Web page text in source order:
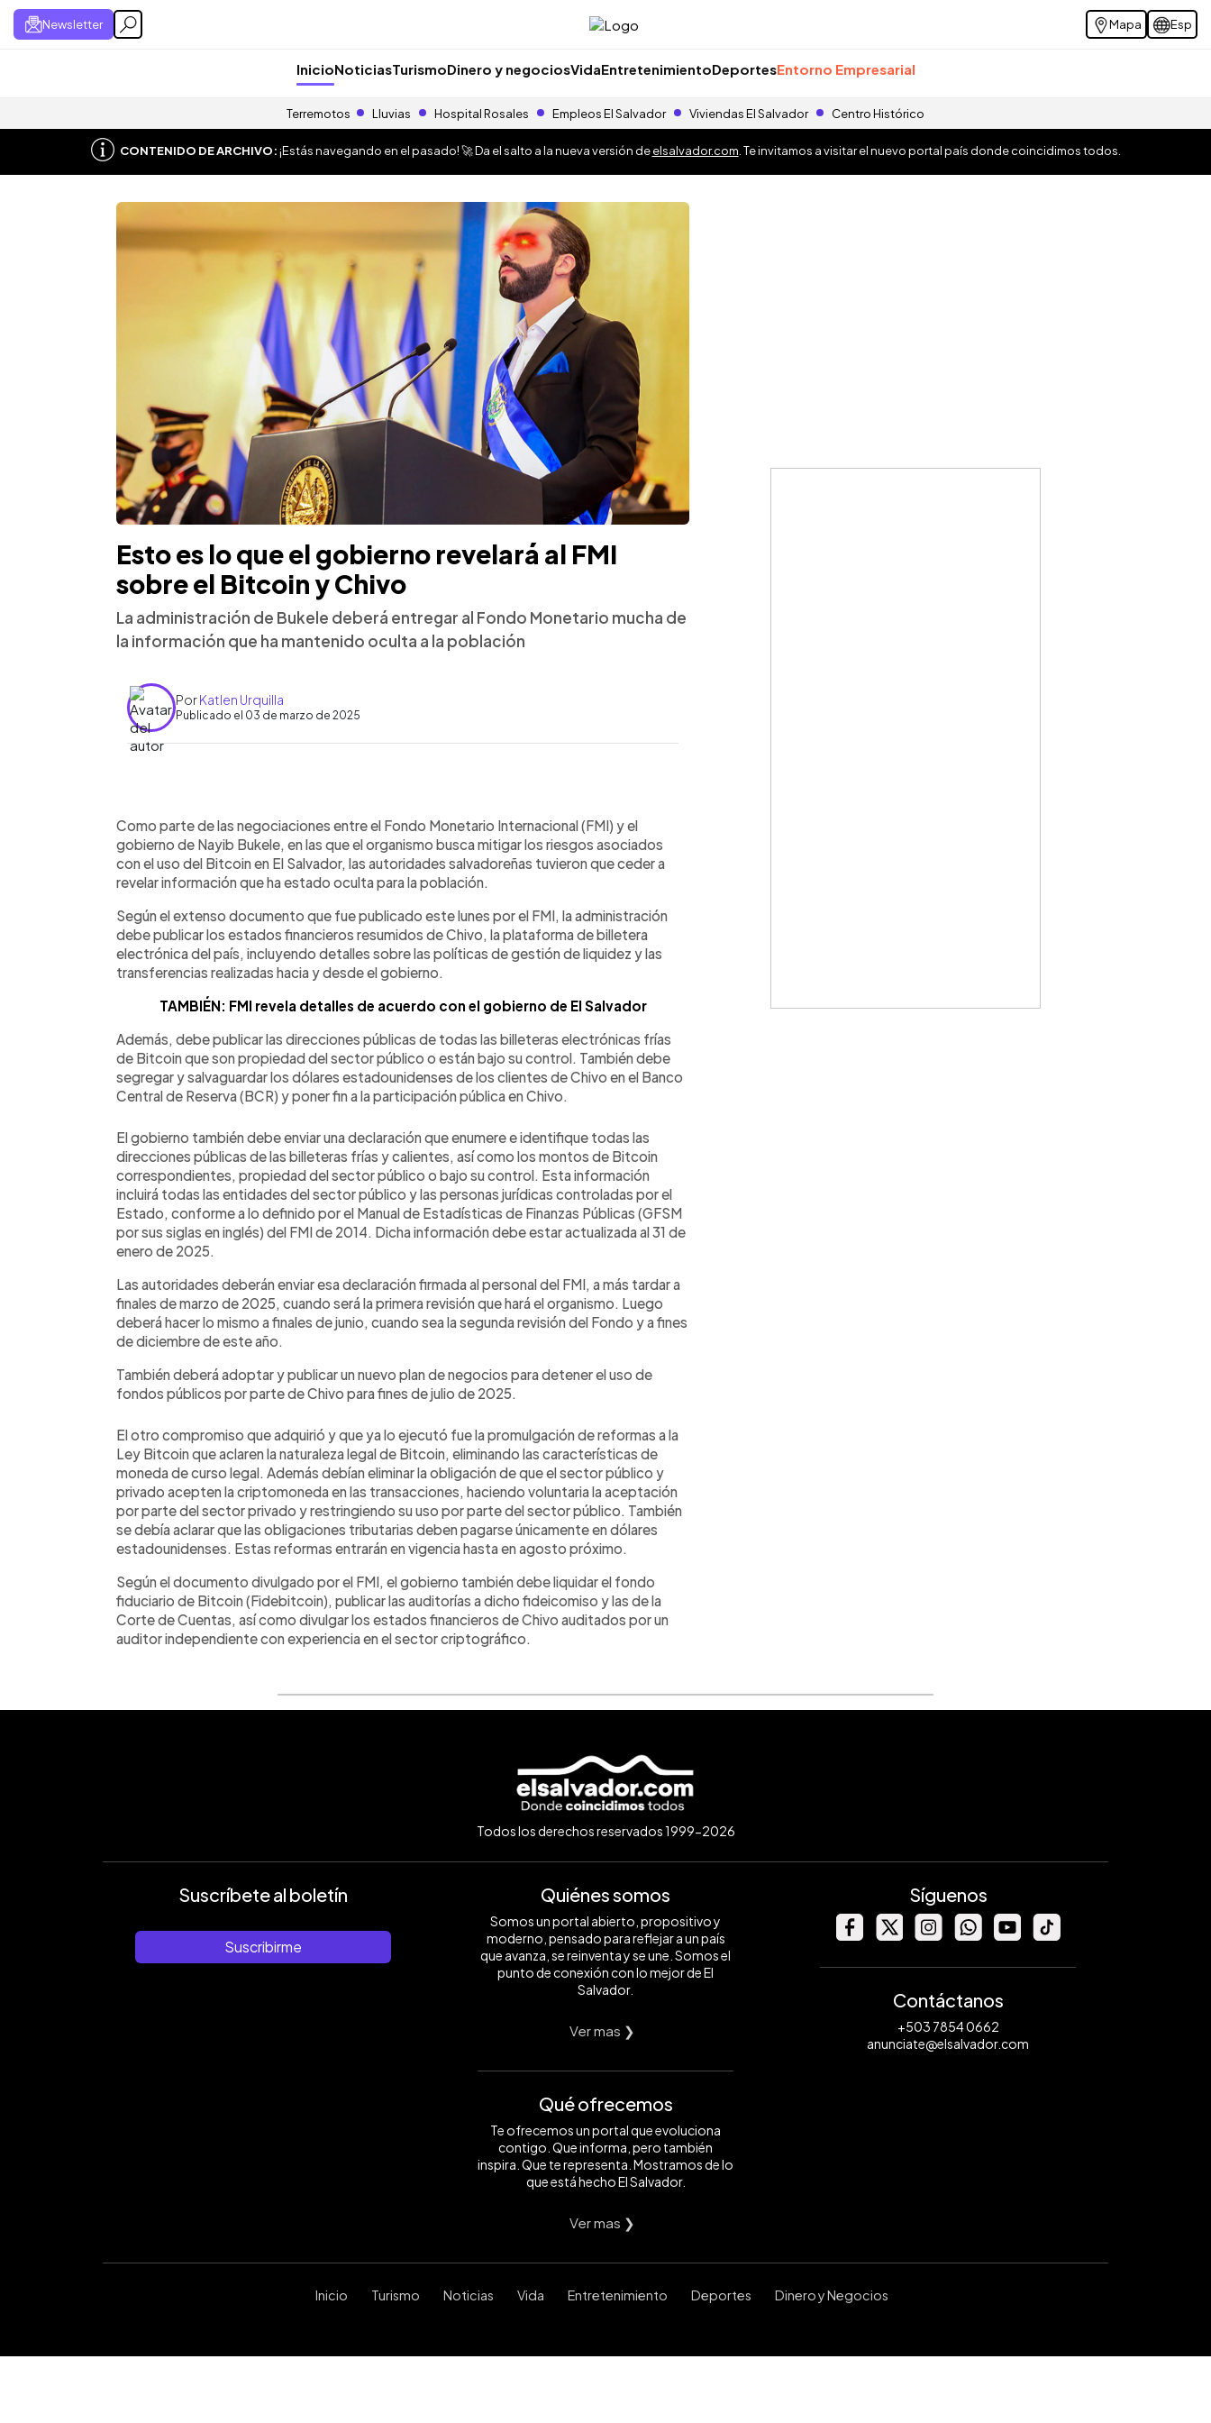
Newsletter Mapa Esp
InicioNoticiasTurismoDinero y negociosVidaEntretenimientoDeportesEntorno Empresarial
Terremotos Lluvias Hospital Rosales Empleos El Salvador Viviendas El Salvador Centro Histórico
CONTENIDO DE ARCHIVO:¡Estás navegando en el pasado! 🚀 Da el salto a la nueva versión deelsalvador.com . Te invitamos a visitar el nuevo portal país donde coincidimos todos.
Esto es lo que el gobierno revelará al FMI
sobre el Bitcoin y Chivo
La administración de Bukele deberá entregar al Fondo Monetario mucha de
la información que ha mantenido oculta a la población
PorKatlen Urquilla
Publicado el 03 de marzo de 2025
► Escuchar artículo
Como parte de las negociaciones entre el Fondo Monetario Internacional (FMI) y el
gobierno de Nayib Bukele, en las que el organismo busca mitigar los riesgos asociados
con el uso del Bitcoin en El Salvador, las autoridades salvadoreñas tuvieron que ceder a
revelar información que ha estado oculta para la población.
Según el extenso documento que fue publicado este lunes por el FMI, la administración
debe publicar los estados financieros resumidos de Chivo, la plataforma de billetera
electrónica del país, incluyendo detalles sobre las políticas de gestión de liquidez y las
transferencias realizadas hacia y desde el gobierno.
TAMBIÉN: FMI revela detalles de acuerdo con el gobierno de El Salvador
Además, debe publicar las direcciones públicas de todas las billeteras electrónicas frías
de Bitcoin que son propiedad del sector público o están bajo su control. También debe
segregar y salvaguardar los dólares estadounidenses de los clientes de Chivo en el Banco
Central de Reserva (BCR) y poner fin a la participación pública en Chivo.
El gobierno también debe enviar una declaración que enumere e identifique todas las
direcciones públicas de las billeteras frías y calientes, así como los montos de Bitcoin
correspondientes, propiedad del sector público o bajo su control. Esta información
incluirá todas las entidades del sector público y las personas jurídicas controladas por el
Estado, conforme a lo definido por el Manual de Estadísticas de Finanzas Públicas (GFSM
por sus siglas en inglés) del FMI de 2014. Dicha información debe estar actualizada al 31 de
enero de 2025.
Las autoridades deberán enviar esa declaración firmada al personal del FMI, a más tardar a
finales de marzo de 2025, cuando será la primera revisión que hará el organismo. Luego
deberá hacer lo mismo a finales de junio, cuando sea la segunda revisión del Fondo y a fines
de diciembre de este año.
También deberá adoptar y publicar un nuevo plan de negocios para detener el uso de
fondos públicos por parte de Chivo para fines de julio de 2025.
El otro compromiso que adquirió y que ya lo ejecutó fue la promulgación de reformas a la
Ley Bitcoin que aclaren la naturaleza legal de Bitcoin, eliminando las características de
moneda de curso legal. Además debían eliminar la obligación de que el sector público y
privado acepten la criptomoneda en las transacciones, haciendo voluntaria la aceptación
por parte del sector privado y restringiendo su uso por parte del sector público. También
se debía aclarar que las obligaciones tributarias deben pagarse únicamente en dólares
estadounidenses. Estas reformas entrarán en vigencia hasta en agosto próximo.
Según el documento divulgado por el FMI, el gobierno también debe liquidar el fondo
fiduciario de Bitcoin (Fidebitcoin), publicar las auditorías a dicho fideicomiso y las de la
Corte de Cuentas, así como divulgar los estados financieros de Chivo auditados por un
auditor independiente con experiencia en el sector criptográfico.
Todos los derechos reservados 1999-2026
Suscríbete al boletín
Suscribirme
Quiénes somos
Somos un portal abierto, propositivo y
moderno, pensado para reflejar a un país
que avanza, se reinventa y se une. Somos el
punto de conexión con lo mejor de El
Salvador.
Ver mas ❯
Qué ofrecemos
Te ofrecemos un portal que evoluciona
contigo. Que informa, pero también
inspira. Que te representa. Mostramos de lo
que está hecho El Salvador.
Ver mas ❯
Síguenos
Contáctanos
+503 7854 0662
anunciate@elsalvador.com
Inicio Turismo Noticias Vida Entretenimiento Deportes Dinero y Negocios